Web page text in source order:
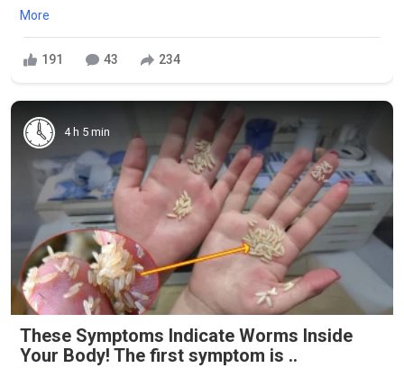
More
191 43 234
4 h 5 min
These Symptoms Indicate Worms Inside
Your Body! The first symptom is ..